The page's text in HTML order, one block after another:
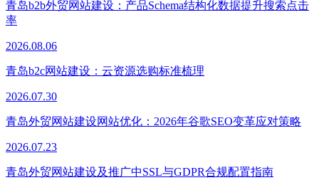
青岛b2b外贸网站建设：产品Schema结构化数据提升搜索点击
率
2026.08.06
青岛b2c网站建设：云资源选购标准梳理
2026.07.30
青岛外贸网站建设网站优化：2026年谷歌SEO变革应对策略
2026.07.23
青岛外贸网站建设及推广中SSL与GDPR合规配置指南